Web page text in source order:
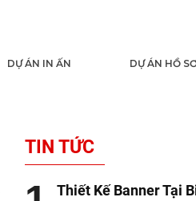
DỰ ÁN IN ẤN DỰ ÁN HỒ
TIN TỨC
Thiết Kế Banner Tại